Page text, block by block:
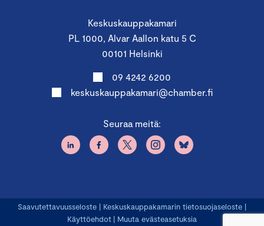
Keskuskauppakamari
PL 1000, Alvar Aallon katu 5 C
00101 Helsinki
09 4242 6200
keskuskauppakamari@chamber.fi
Seuraa meitä:
Saavutettavuusseloste | Keskuskauppakamarin tietosuojaseloste |
Käyttöehdot | Muuta evästeasetuksia